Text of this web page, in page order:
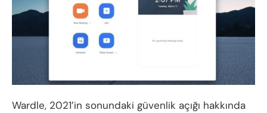
Wardle, 2021’in sonundaki güvenlik açığı hakkında